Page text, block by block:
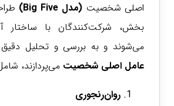
اصلی شخصیت (مدل Big Five)
بخش، شرکت‌کنندگان با ساختار
می‌شوند و به بررسی و تحلیل
عامل اصلی شخصیت می‌پردازند،
روان‌رنجوری